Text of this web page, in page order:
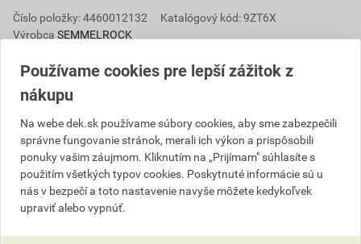
Číslo položky:4460012132
Katalógový kód: 9ZT6X
Výrobca SEMMELROCK
Popis
Plotový systém s hladkou pohľadovou stranou
presvedčí svojou jednoduchou eleganciou. Neutrálny
vzhľad sa hodí ku každej architektúre a nenechá
žiadne prianie nesplnené. Rivago plotový systém
Používame cookies pre lepší zážitok z
nákupu
Na webe dek.sk používame súbory cookies, aby sme zabezpečili
správne fungovanie stránok, merali ich výkon a prispôsobili
ponuky vašim záujmom. Kliknutím na „Prijímam" súhlasíte s
použitím všetkých typov cookies. Poskytnuté informácie sú u
nás v bezpečí a toto nastavenie navyše môžete kedykoľvek
upraviť alebo vypnúť.